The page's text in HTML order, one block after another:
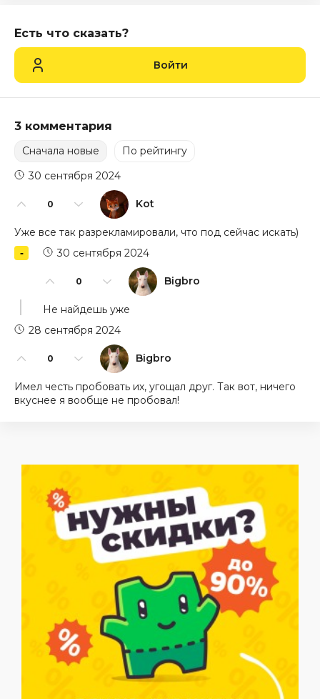
Есть что сказать?
Войти
3 комментария
Сначала новые По рейтингу
0 Kot
30 сентября 2024
Уже все так разрекламировали, что под сейчас искать)
0 Bigbro
30 сентября 2024
Не найдешь уже
0 Bigbro
28 сентября 2024
Имел честь пробовать их, угощал друг. Так вот, ничего
вкуснее я вообще не пробовал!